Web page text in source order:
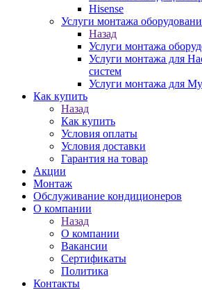
Hisense
Услуги монтажа
Назад
Услуги монтажа
Услуги монтажа для
систем
Услуги монтажа для
Как купить
Назад
Как купить
Условия оплаты
Условия доставки
Гарантия на товар
Акции
Монтаж
Обслуживание кондиционеров
О компании
Назад
О компании
Вакансии
Сертификаты
Политика
Контакты